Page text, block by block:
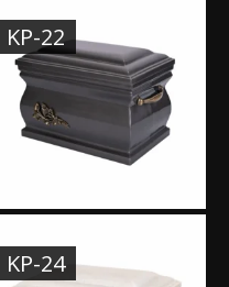
KP-22
KP-24